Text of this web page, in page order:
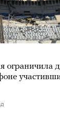
ограничила